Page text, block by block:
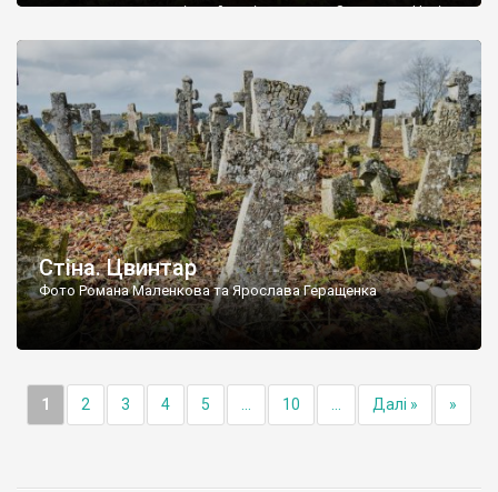
поховали на цвинтарі, який тоді називався Замковим. Нині на
ньому чимало хрестів 19 століття, є такі, де епітафії стер […]
Стіна. Цвинтар
Фото Романа Маленкова та Ярослава Геращенка
1 2 3 4 5 10 Далі » »